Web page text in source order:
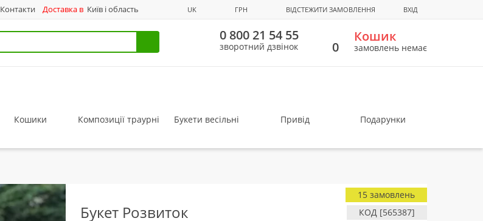
Контакти Доставка в Київ і область UK ГРН ВІДСТЕЖИТИ ЗАМОВЛЕННЯ ВХІД
0 800 21 54 55
зворотний дзвінок 0
Кошик
замовлень немає
Кошики Композиції траурні Букети весільні Привід Подарунки
Букет Розвиток КОД [565387]
15 замовлень